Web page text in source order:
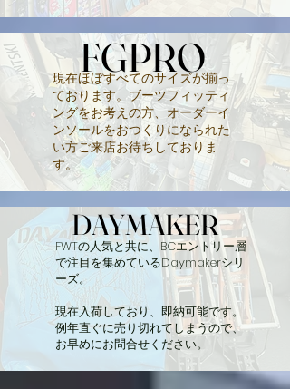
FGPRO
FGPRO
現在ほぼすべてのサイズが揃っ
ております。ブーツフィッティ
ングをお考えの方、オーダーイ
ンソールをおつくりになられた
い方ご来店お待ちしておりま
す。
DAYMAKER
DAYMAKER
FWTの人気と共に、BCエントリー層
で注目を集めているDaymakerシリ
ーズ。
現在入荷しており、即納可能です。
例年直ぐに売り切れてしまうので、
お早めにお問合せください。